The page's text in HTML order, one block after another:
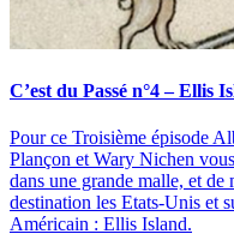
C’est du Passé n°4 – Ellis
Pour ce Troisième épisode
Plançon et Wary Nichen
dans une grande malle, et de
destination les Etats-Unis et
Américain : Ellis Island.